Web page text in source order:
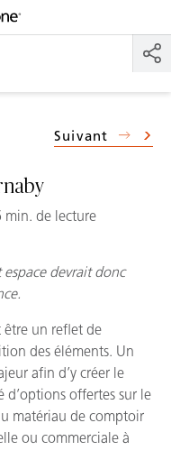
min. de lecture
Suivant
devrait donc
être un reflet de
des éléments. Un
afin d’y créer le
offertes sur le
matériau de comptoir
ou commerciale à